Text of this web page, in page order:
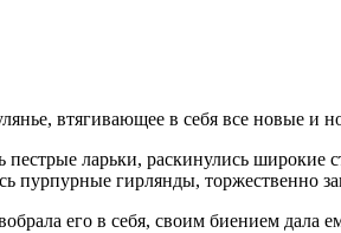
втягивающее в себя все новые и
ларьки, раскинулись
пурпурные гирлянды, торжественно
его в себя, своим биением дала